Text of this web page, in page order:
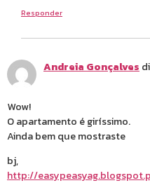
Responder
Andreia Gonçalves
Wow!
O apartamento é giríssimo.
Ainda bem que mostraste
bj,
http://